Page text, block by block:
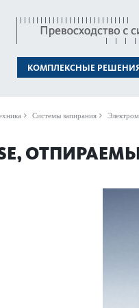
КОМПЛЕКСНЫЕ
Системы запирания